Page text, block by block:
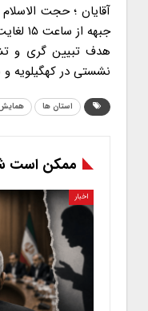
آقایان ؛ حجت
هدف تبیین گری و
نشستی در کهگیلویه و
استان ها
ممکن است
اخبار